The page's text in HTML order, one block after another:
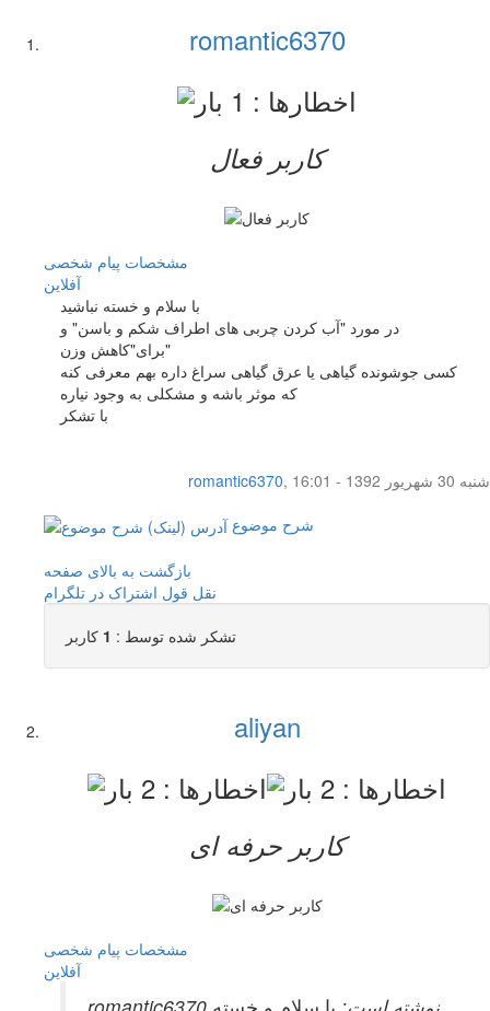
romantic6370
کاربر فعال
مشخصات پیام شخصی
آفلاين
با سلام و خسته نباشید
در مورد "آب کردن چربی های اطراف شکم و باسن" و
برای"کاهش وزن"
کسی جوشونده گیاهی یا عرق گیاهی سراغ داره بهم معرفی کنه
که موثر باشه و مشکلی به وجود نیاره
با تشکر
romantic6370,
شنبه 30 شهریور 1392 - 16:01
شرح موضوع
بازگشت به بالای صفحه
نقل قول اشتراک در تلگرام
تشکر شده توسط : 1 کاربر
aliyan
کاربر حرفه ای
مشخصات پیام شخصی
آفلاين